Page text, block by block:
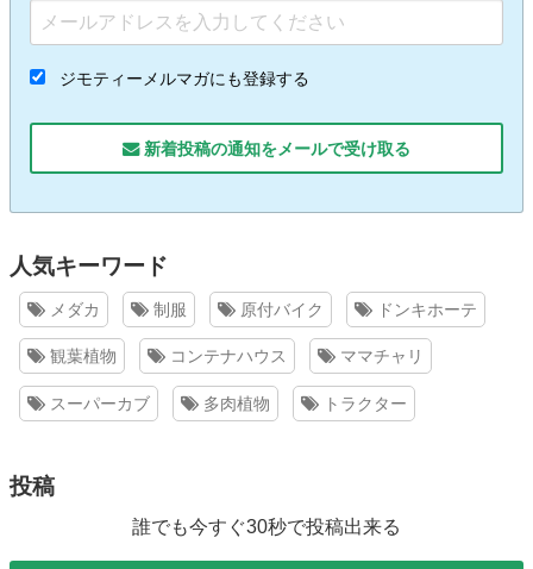
ジモティーメルマガにも登録する
新着投稿の通知をメールで受け取る
人気キーワード
メダカ 制服 原付バイク ドンキホーテ
観葉植物 コンテナハウス ママチャリ
スーパーカブ 多肉植物 トラクター
投稿
誰でも今すぐ30秒で投稿出来る